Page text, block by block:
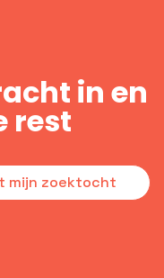
in en
rest
mijn zoektocht